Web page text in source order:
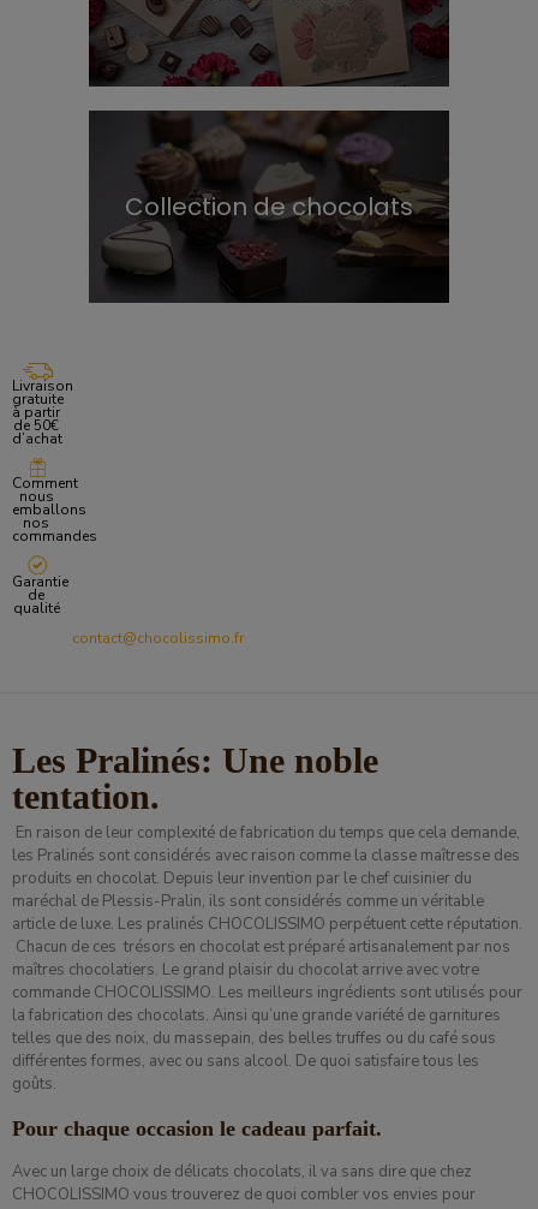
Collection de chocolats
Livraison
gratuite
à partir
de 50€
d’achat
Comment
nous
emballons
nos
commandes
Garantie
de
qualité
contact@chocolissimo.fr
Les Pralinés: Une noble
tentation.
En raison de leur complexité de fabrication du temps que cela demande,
les Pralinés sont considérés avec raison comme la classe maîtresse des
produits en chocolat. Depuis leur invention par le chef cuisinier du
maréchal de Plessis-Pralin, ils sont considérés comme un véritable
article de luxe. Les pralinés CHOCOLISSIMO perpétuent cette réputation.
Chacun de ces trésors en chocolat est préparé artisanalement par nos
maîtres chocolatiers. Le grand plaisir du chocolat arrive avec votre
commande CHOCOLISSIMO. Les meilleurs ingrédients sont utilisés pour
la fabrication des chocolats. Ainsi qu’une grande variété de garnitures
telles que des noix, du massepain, des belles truffes ou du café sous
différentes formes, avec ou sans alcool. De quoi satisfaire tous les
goûts.
Pour chaque occasion le cadeau parfait.
Avec un large choix de délicats chocolats, il va sans dire que chez
CHOCOLISSIMO vous trouverez de quoi combler vos envies pour